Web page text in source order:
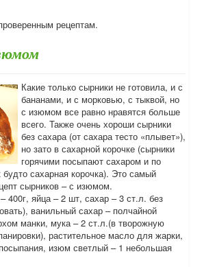
рецептам.
Какие только сырники не готовила, и с
бананами, и с морковью, с тыквой, но
с изюмом все равно нравятся больше
всего. Также очень хороши сырники
без сахара (от сахара тесто «плывет»),
но зато в сахарной корочке (сырники
горячими посыпают сахаром и по
будто сахарная корочка). Это самый
сырников – с изюмом.
400г, яйца – 2 шт, сахар – 3 ст.л. без
ванильный сахар – полчайной
манки, мука – 2 ст.л.(в творожную
растительное масло для жарки,
изюм светлый – 1 небольшая